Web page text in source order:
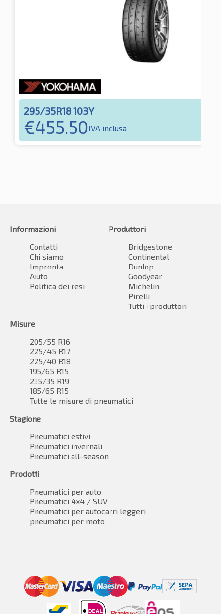
295/35R18 103Y
€455.50IVA inclusa
Informazioni
Contatti
Chi siamo
Impronta
Aiuto
Politica dei resi
Produttori
Bridgestone
Continental
Dunlop
Goodyear
Michelin
Pirelli
Tutti i produttori
Misure
205/55 R16
225/45 R17
225/40 R18
195/65 R15
235/35 R19
185/65 R15
Tutte le misure di pneumatici
Stagione
Pneumatici estivi
Pneumatici invernali
Pneumatici all-season
Prodotti
Pneumatici per auto
Pneumatici 4x4 / SUV
Pneumatici per autocarri leggeri
pneumatici per moto